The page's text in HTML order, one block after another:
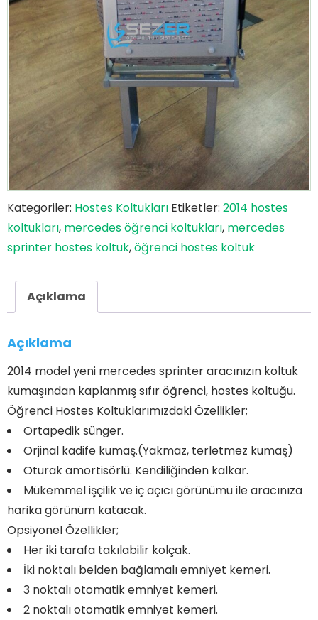
Kategoriler: Hostes Koltukları Etiketler: 2014 hostes
koltukları, mercedes öğrenci koltukları, mercedes
sprinter hostes koltuk,öğrenci hostes koltuk
Açıklama
Açıklama
2014 model yeni mercedes sprinter aracınızın koltuk
kumaşından kaplanmış sıfır öğrenci, hostes koltuğu.
Öğrenci Hostes Koltuklarımızdaki Özellikler;
Ortapedik sünger.
Orjinal kadife kumaş.(Yakmaz, terletmez kumaş)
Oturak amortisörlü. Kendiliğinden kalkar.
Mükemmel işçilik ve iç açıcı görünümü ile aracınıza
harika görünüm katacak.
Opsiyonel Özellikler;
Her iki tarafa takılabilir kolçak.
İki noktalı belden bağlamalı emniyet kemeri.
3 noktalı otomatik emniyet kemeri.
2 noktalı otomatik emniyet kemeri.